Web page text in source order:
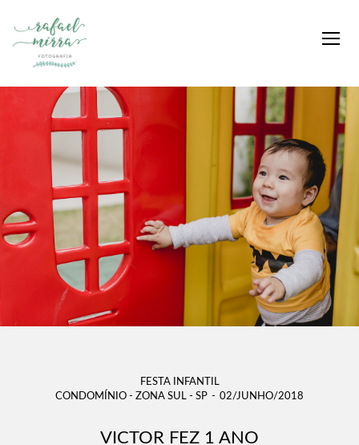
FESTA INFANTIL
CONDOMÍNIO - ZONA SUL - SP
02/JUNHO/2018
VICTOR FEZ 1 ANO